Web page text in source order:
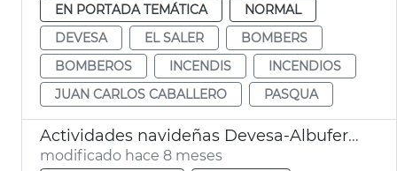
EN PORTADA TEMÁTICA
NORMAL
DEVESA
EL SALER
BOMBERS
BOMBEROS
INCENDIS
INCENDIOS
JUAN CARLOS CABALLERO
PASQUA
Actividades navideñas Devesa-Albufera València
modificado hace 8 meses